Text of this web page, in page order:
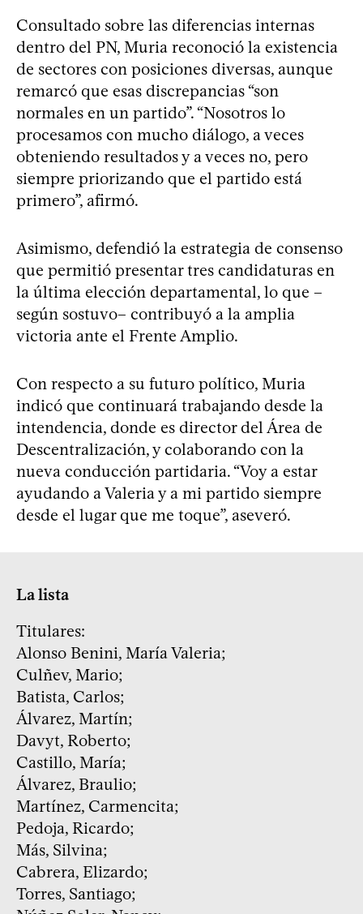
Consultado sobre las diferencias internas
dentro del PN, Muria reconoció la existencia
de sectores con posiciones diversas, aunque
remarcó que esas discrepancias “son
normales en un partido”. “Nosotros lo
procesamos con mucho diálogo, a veces
obteniendo resultados y a veces no, pero
siempre priorizando que el partido está
primero”, afirmó.
Asimismo, defendió la estrategia de consenso
que permitió presentar tres candidaturas en
la última elección departamental, lo que –
según sostuvo– contribuyó a la amplia
victoria ante el Frente Amplio.
Con respecto a su futuro político, Muria
indicó que continuará trabajando desde la
intendencia, donde es director del Área de
Descentralización, y colaborando con la
nueva conducción partidaria. “Voy a estar
ayudando a Valeria y a mi partido siempre
desde el lugar que me toque”, aseveró.
La lista
Titulares:
Alonso Benini, María Valeria;
Culñev, Mario;
Batista, Carlos;
Álvarez, Martín;
Davyt, Roberto;
Castillo, María;
Álvarez, Braulio;
Martínez, Carmencita;
Pedoja, Ricardo;
Más, Silvina;
Cabrera, Elizardo;
Torres, Santiago;